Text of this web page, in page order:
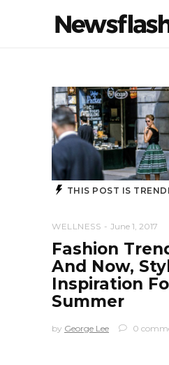
THIS POST IS
WELLNESS June 1, 2017
Fashion
And Now,
Inspiration
Summer
by George Lee 0